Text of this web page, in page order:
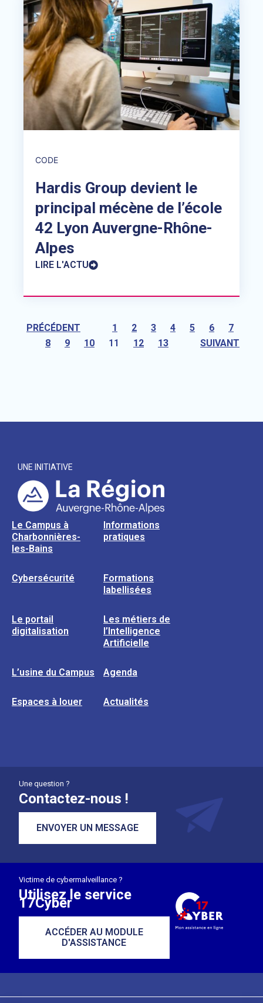
CODE
Hardis Group devient le
principal mécène de l’école
42 Lyon Auvergne-Rhône-
Alpes
LIRE L'ACTU
PRÉCÉDENT 1 2 3 4 5 6
7
8
9 10 11 12 13 SUIVANT
UNE INITIATIVE
Le Campus à
Charbonnières-
les-Bains
Informations
pratiques
Cybersécurité
Formations
labellisées
Le portail
digitalisation
Les métiers de
l’Intelligence
Artificielle
L’usine du Campus Agenda
Espaces à louer Actualités
Une question ?
Contactez-nous !
ENVOYER UN MESSAGE
Victime de cybermalveillance ?
Utilisez le service
17Cyber
ACCÉDER AU MODULE
D'ASSISTANCE